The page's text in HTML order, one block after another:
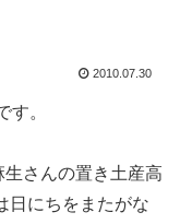
2010.07.30
す。
さんの置き土産高
日にちをまたがな